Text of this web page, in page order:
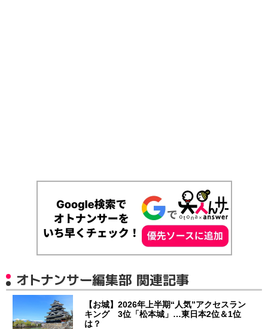
オトナンサー編集部 関連記事
【お城】2026年上半期“人気”アクセスラン
キング 3位「松本城」…東日本2位＆1位
は？